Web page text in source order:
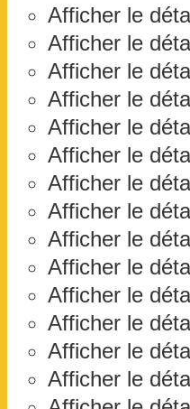
Afficher le
Afficher le
Afficher le
Afficher le
Afficher le
Afficher le
Afficher le
Afficher le
Afficher le
Afficher le
Afficher le
Afficher le
Afficher le
Afficher le